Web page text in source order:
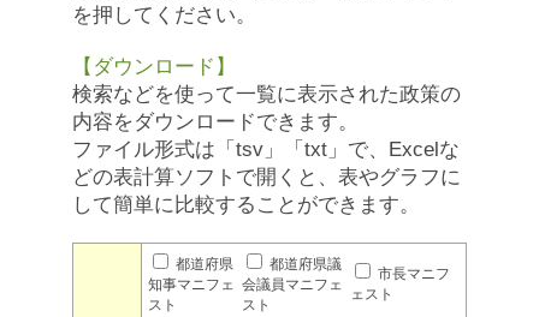
を押してください。
【ダウンロード】
検索などを使って一覧に表示された政策の
内容をダウンロードできます。
ファイル形式は「tsv」「txt」で、Excelな
どの表計算ソフトで開くと、表やグラフに
して簡単に比較することができます。
都道府県
知事マニフェ
スト
都道府県議
会議員マニフェ
スト
市長マニフ
ェスト